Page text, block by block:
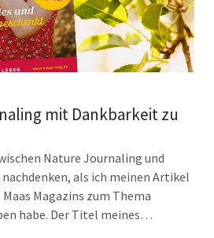
mit Dankbarkeit zu
Nature Journaling und
als ich meinen Artikel
Maas Magazins zum Thema
habe. Der Titel meines…